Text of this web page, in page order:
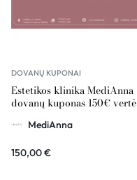
DOVANŲ KUPONAI
Estetikos klinika MediAnna
dovanų kuponas 150€ vertė
MediAnna
150,00€